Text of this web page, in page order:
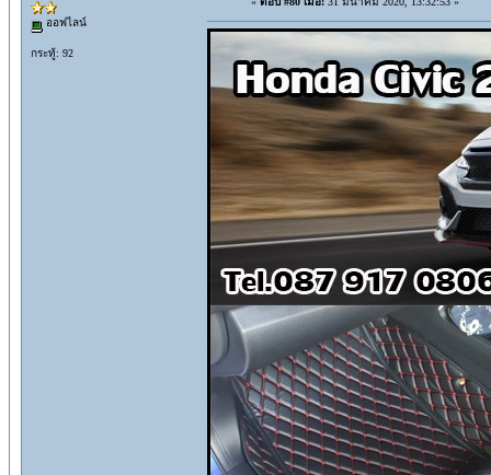
ออฟไลน์
กระทู้: 92